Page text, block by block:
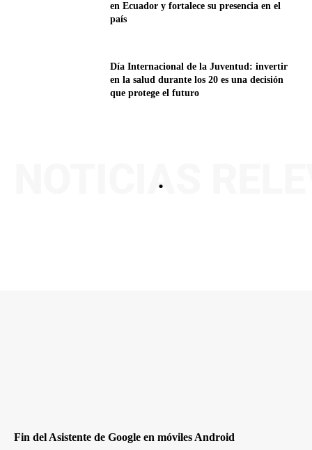
en Ecuador y fortalece su presencia en el
país
Día Internacional de la Juventud: invertir
en la salud durante los 20 es una decisión
que protege el futuro
.
NOTICIAS
Fin del Asistente de Google en móviles Android